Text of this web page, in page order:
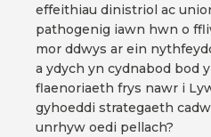
effeithiau dinistriol ac
pathogenig iawn hwn o
mor ddwys ar ein
a ydych yn cydnabod bod
flaenoriaeth frys nawr i
gyhoeddi strategaeth
unrhyw oedi pellach?